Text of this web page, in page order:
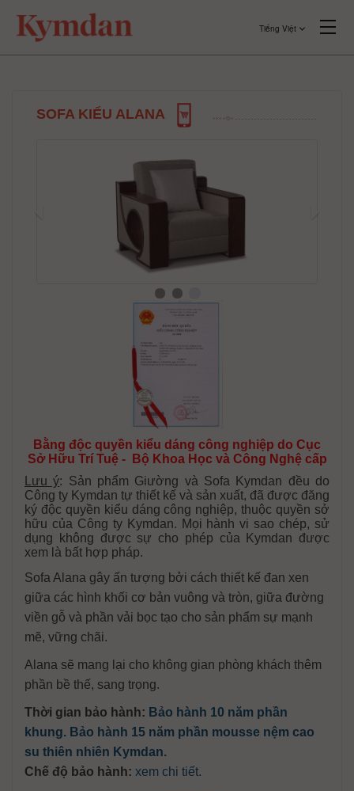
Tiếng Việt
SOFA KIỂU ALANA
Bằng độc quyền kiểu dáng công nghiệp do Cục
Sở Hữu Trí Tuệ - Bộ Khoa Học và Công Nghệ cấp
Lưu ý: Sản phẩm Giường và Sofa Kymdan đều do
Công ty Kymdan tự thiết kế và sản xuất, đã được đăng
ký độc quyền kiểu dáng công nghiệp, thuộc quyền sở
hữu của Công ty Kymdan. Mọi hành vi sao chép, sử
dụng không được sự cho phép của Kymdan được
xem là bất hợp pháp.
Sofa Alana gây ấn tượng bởi cách thiết kế đan xen
giữa các hình khối cơ bản vuông và tròn, giữa đường
viền gỗ và phần vải bọc tạo cho sản phẩm sự mạnh
mẽ, vững chãi.
Alana sẽ mang lại cho không gian phòng khách thêm
phần bề thế, sang trọng.
Thời gian bảo hành: Bảo hành 10 năm phần
khung. Bảo hành 15 năm phần mousse nệm cao
su thiên nhiên Kymdan.
Chế độ bảo hành: xem chi tiết.